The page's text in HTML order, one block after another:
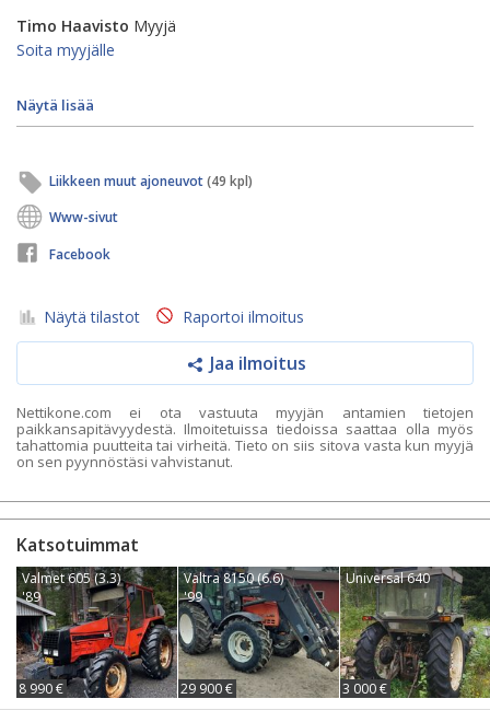
Timo Haavisto Myyjä
Soita myyjälle
Näytä lisää
Liikkeen muut ajoneuvot(49 kpl)
Www-sivut
Facebook
Näytä tilastot Raportoi ilmoitus
Jaa ilmoitus
Nettikone.com ei ota vastuuta myyjän antamien tietojen
paikkansapitävyydestä. Ilmoitetuissa tiedoissa saattaa olla myös
tahattomia puutteita tai virheitä. Tieto on siis sitova vasta kun myyjä
on sen pyynnöstäsi vahvistanut.
Katsotuimmat
Valmet 605 (3.3)
'89
8 990 €
Valtra 8150 (6.6)
'99
29 900 €
Universal 640
3 000 €